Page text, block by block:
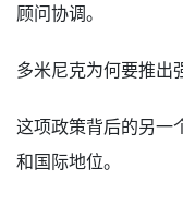
顾问协调。
多米尼克为何要推出
这项政策背后的另一
和国际地位。